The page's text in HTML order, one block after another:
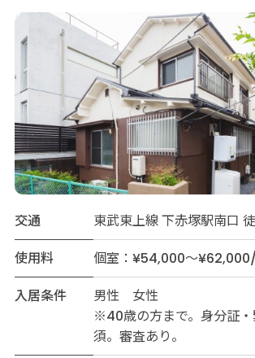
交通
東武東上線 下赤塚駅南口
使用料
個室：¥54,000～
入居条件
男性 女性
※40歳の方まで。身分証
須。審査あり。